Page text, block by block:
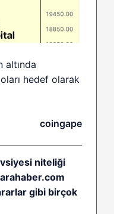
altında
hedef olarak
coingape
niteliği
gibi birçok